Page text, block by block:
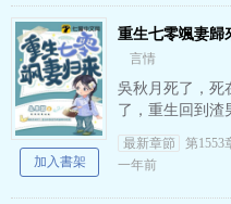
重生七零颯妻歸
言情
吳秋月死了，死
了，重生回到渣
腳石，配鑰匙嗎
配嗎？ 重生歸
最新章節
第1553
一年前
加入書架